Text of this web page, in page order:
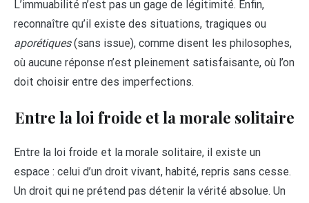
L’immuabilité n’est pas un gage de légitimité. Enfin,
reconnaître qu’il existe des situations, tragiques ou
aporétiques(sans issue), comme disent les philosophes,
où aucune réponse n’est pleinement satisfaisante, où l’on
doit choisir entre des imperfections.
Entre la loi froide et la morale solitaire
Entre la loi froide et la morale solitaire, il existe un
espace : celui d’un droit vivant, habité, repris sans cesse.
Un droit qui ne prétend pas détenir la vérité absolue. Un